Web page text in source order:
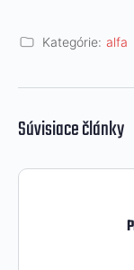
Kategórie: alfa
Súvisiace články